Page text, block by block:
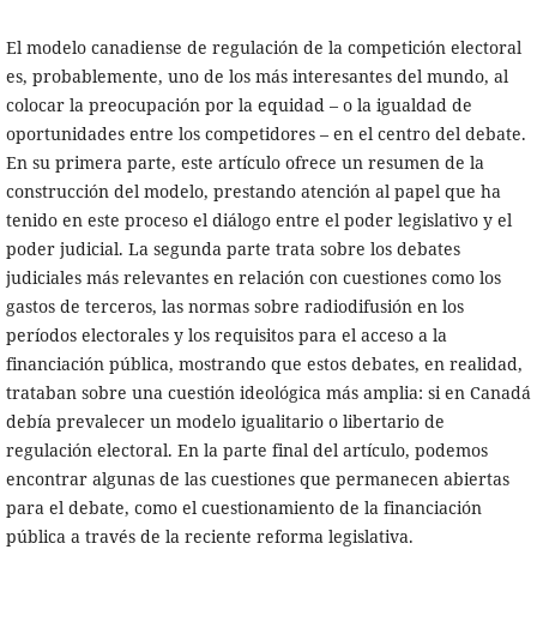
El modelo canadiense de regulación de la competición electoral
es, probablemente, uno de los más interesantes del mundo, al
colocar la preocupación por la equidad – o la igualdad de
oportunidades entre los competidores – en el centro del debate.
En su primera parte, este artículo ofrece un resumen de la
construcción del modelo, prestando atención al papel que ha
tenido en este proceso el diálogo entre el poder legislativo y el
poder judicial. La segunda parte trata sobre los debates
judiciales más relevantes en relación con cuestiones como los
gastos de terceros, las normas sobre radiodifusión en los
períodos electorales y los requisitos para el acceso a la
financiación pública, mostrando que estos debates, en realidad,
trataban sobre una cuestión ideológica más amplia: si en Canadá
debía prevalecer un modelo igualitario o libertario de
regulación electoral. En la parte final del artículo, podemos
encontrar algunas de las cuestiones que permanecen abiertas
para el debate, como el cuestionamiento de la financiación
pública a través de la reciente reforma legislativa.